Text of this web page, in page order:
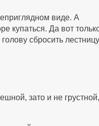
виде. А
купаться. Да вот
сбросить
зато и не